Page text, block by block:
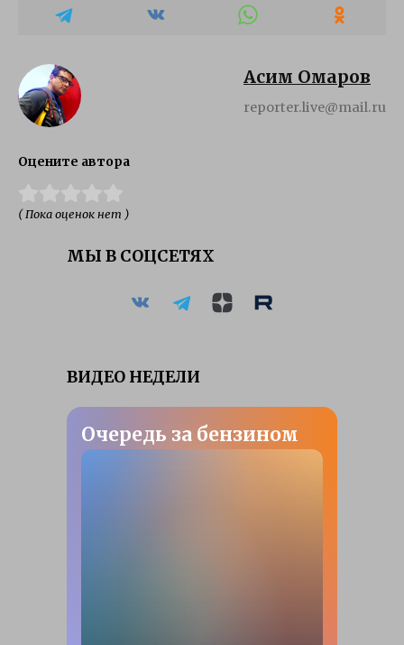
Асим Омаров
reporter.live@mail.ru
Оцените автора
( Пока оценок нет )
МЫ В СОЦСЕТЯХ
ВИДЕО НЕДЕЛИ
Очередь за бензином